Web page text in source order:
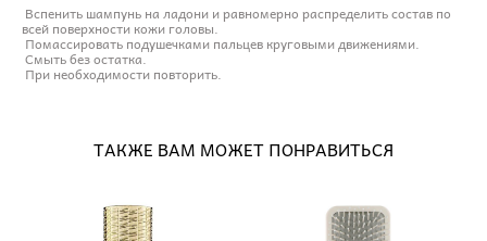
Вспенить шампунь на ладони и равномерно распределить состав по
всей поверхности кожи головы.
Помассировать подушечками пальцев круговыми движениями.
Смыть без остатка.
При необходимости повторить.
ТАКЖЕ ВАМ МОЖЕТ ПОНРАВИТЬСЯ